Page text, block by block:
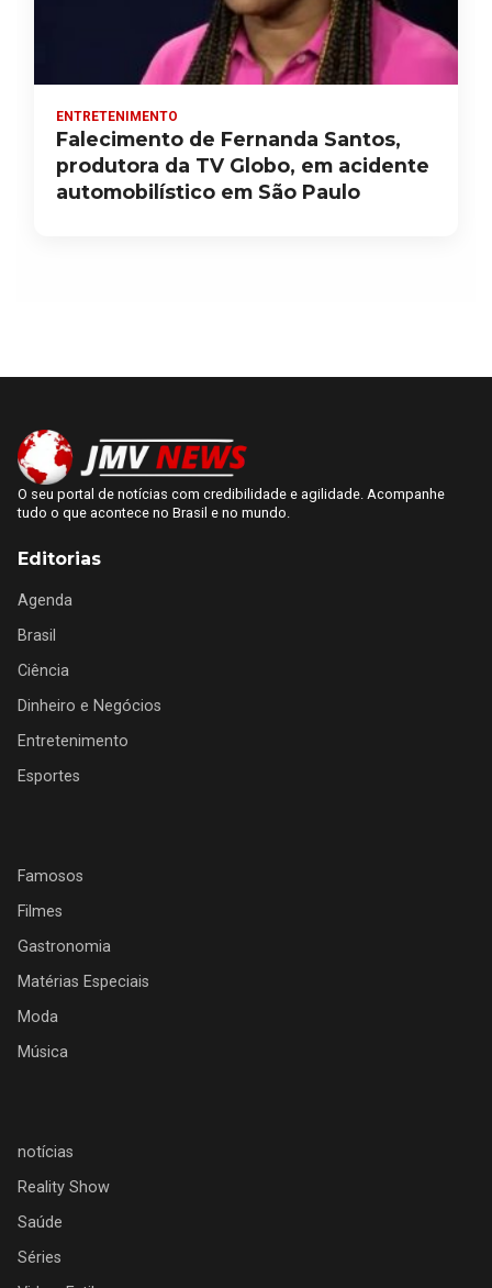
ENTRETENIMENTO
Falecimento de Fernanda Santos,
produtora da TV Globo, em acidente
automobilístico em São Paulo
O seu portal de notícias com credibilidade e agilidade. Acompanhe
tudo o que acontece no Brasil e no mundo.
Editorias
Agenda
Brasil
Ciência
Dinheiro e Negócios
Entretenimento
Esportes
Famosos
Filmes
Gastronomia
Matérias Especiais
Moda
Música
notícias
Reality Show
Saúde
Séries